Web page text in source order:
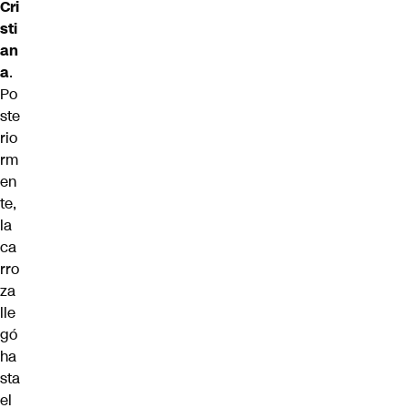
Cri
sti
an
a.
Po
ste
rio
rm
en
te,
la
ca
rro
za
lle
gó
ha
sta
el